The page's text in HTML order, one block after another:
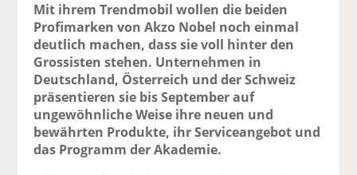
Mit ihrem Trendmobil wollen die beiden
Profimarken von Akzo Nobel noch einmal
deutlich machen, dass sie voll hinter den
Grossisten stehen. Unternehmen in
Deutschland, Österreich und der Schweiz
präsentieren sie bis September auf
ungewöhnliche Weise ihre neuen und
bewährten Produkte, ihr Serviceangebot und
das Programm der Akademie.